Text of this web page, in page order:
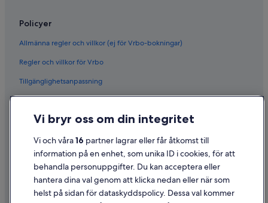
Policyer
Allmänna regler och villkor (ej för Vrbo-bokningar)
Regler och villkor för Vrbo
Tillgänglighetsanpassning
Cookies
Användarvillkor
Juridisk information/Kontakta oss
Riktlinjer för innehåll och anmäla innehåll
Vi bryr oss om din integritet
Vi och våra16 partner lagrar eller får åtkomst till
information på en enhet, som unika ID i cookies, för att
behandla personuppgifter. Du kan acceptera eller
hantera dina val genom att klicka nedan eller när som
helst på sidan för dataskyddspolicy. Dessa val kommer